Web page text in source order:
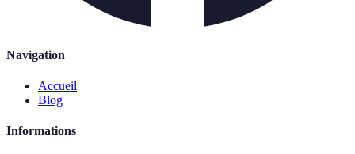
Navigation
Accueil
Blog
Informations